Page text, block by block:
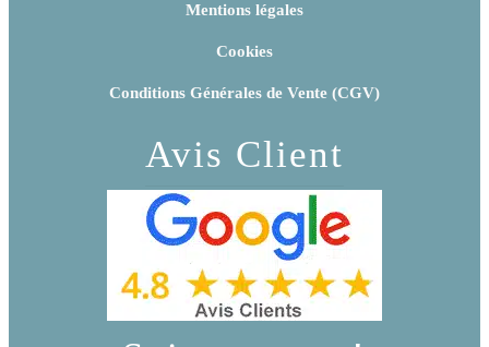
Mentions légales
Cookies
Conditions Générales de Vente (CGV)
Avis Client